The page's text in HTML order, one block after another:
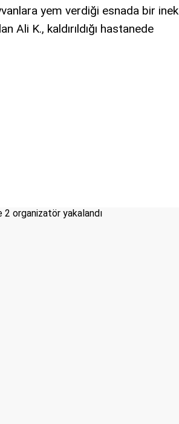
yem verdiği esnada bir inek
Ali K., kaldırıldığı hastanede